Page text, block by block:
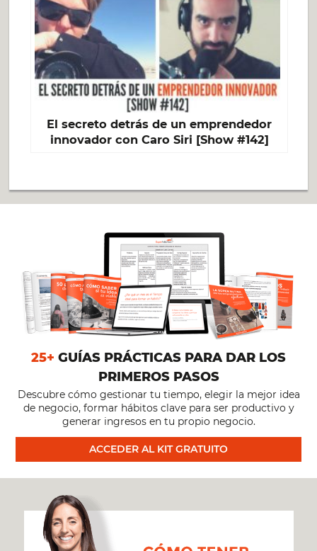
El secreto detrás de un emprendedor
innovador con Caro Siri [Show #142]
25+ GUÍAS PRÁCTICAS PARA DAR LOS
PRIMEROS PASOS
Descubre cómo gestionar tu tiempo, elegir la mejor idea
de negocio, formar hábitos clave para ser productivo y
generar ingresos en tu propio negocio.
ACCEDER AL KIT GRATUITO